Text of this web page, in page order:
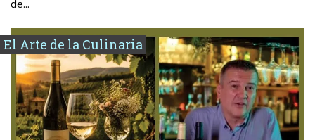
de...
El Arte de la Culinaria